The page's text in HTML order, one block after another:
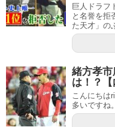
巨人ドラフ
と名誉を拒
た天才」の
緒方孝
は！？【
こんにちは
多いですね